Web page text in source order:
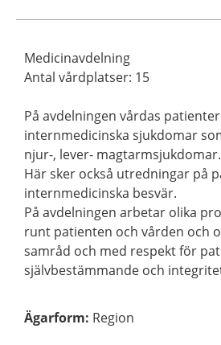
Medicinavdelning
Antal vårdplatser: 15
På avdelningen vårdas
internmedicinska sjukdomar
njur-, lever- magtarmsjukdomar.
Här sker också utredningar på
internmedicinska besvär.
På avdelningen arbetar olika
runt patienten och vården och
samråd och med respekt för
självbestämmande och
Ägarform: Region